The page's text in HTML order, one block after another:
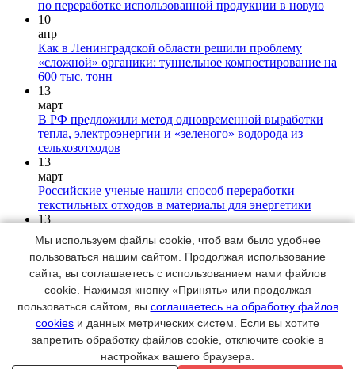
по переработке использованной продукции в новую
10
апр
Как в Ленинградской области решили проблему
«сложной» органики: туннельное компостирование на
600 тыс. тонн
13
март
В РФ предложили метод одновременной выработки
тепла, электроэнергии и «зеленого» водорода из
сельхозотходов
13
март
Российские ученые нашли способ переработки
текстильных отходов в материалы для энергетики
13
март
♻Китайские ученые разработали метод переработки
лития из отработанных аккумуляторов с
использованием CO2
29
дек
Компания-производитель картона сравнила углеродный
след бумажного и пластикового лотков для еды навынос
Мы используем файлы cookie, чтоб вам было удобнее
пользоваться нашим сайтом. Продолжая использование
сайта, вы соглашаетесь с использованием нами файлов
cookie. Нажимая кнопку «Принять» или продолжая
пользоваться сайтом, вы соглашаетесь на обработку файлов
cookies и данных метрических систем. Если вы хотите
запретить обработку файлов cookie, отключите cookie в
настройках вашего браузера.
Copyright © 2008 - 2021 gor-hoz.ru Все права защищены.